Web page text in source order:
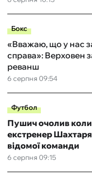
Бокс
6 серпня 09:54
«Вважаю, що у нас
справа»: Верховен
реванш
Футбол
6 серпня 09:15
Пушич очолив
екстренер
відомої команди